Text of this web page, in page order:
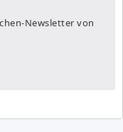
Newsletter von